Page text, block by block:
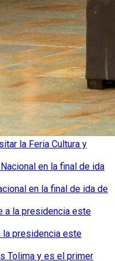
la Feria Cultura y
en la final de ida de
la presidencia este